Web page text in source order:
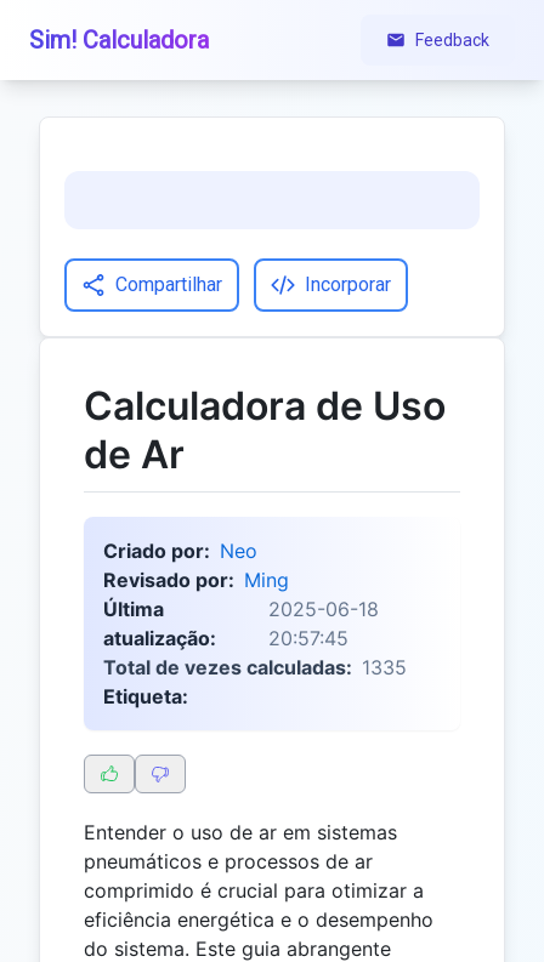
Sim! Calculadora Feedback
Compartilhar Incorporar
Calculadora de Uso
de Ar
Criado por: Neo
Revisado por: Ming
Última
atualização:
2025-06-18
20:57:45
Total de vezes calculadas: 1335
Etiqueta:
Entender o uso de ar em sistemas
pneumáticos e processos de ar
comprimido é crucial para otimizar a
eficiência energética e o desempenho
do sistema. Este guia abrangente